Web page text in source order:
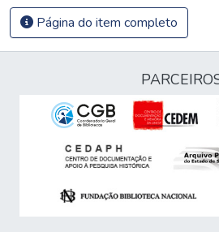
Página do item completo